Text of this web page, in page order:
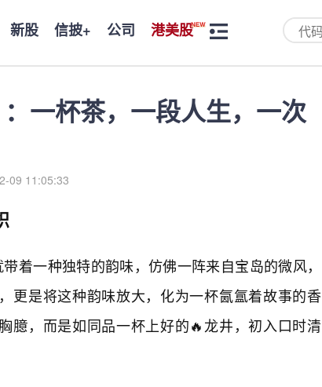
新股 信披+ 公司 港美股
一杯茶，一段人生，一次
09 11:05:33
着一种独特的韵味，仿佛一阵来自宝岛的微风，
更是将这种韵味放大，化为一杯氤氲着故事的香
臆，而是如同品一杯上好的🔥龙井，初入口时清